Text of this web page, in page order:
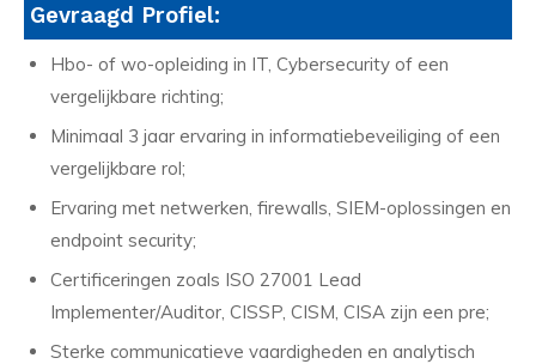
Gevraagd Profiel:
Hbo- of wo-opleiding in IT, Cybersecurity of een
vergelijkbare richting;
Minimaal 3 jaar ervaring in informatiebeveiliging of een
vergelijkbare rol;
Ervaring met netwerken, firewalls, SIEM-oplossingen en
endpoint security;
Certificeringen zoals ISO 27001 Lead
Implementer/Auditor, CISSP, CISM, CISA zijn een pre;
Sterke communicatieve vaardigheden en analytisch